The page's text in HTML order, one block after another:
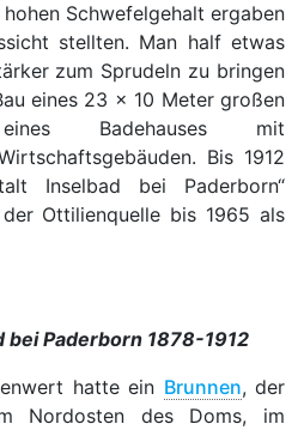
Schwefelgehalt ergaben
stellten. Man half etwas
zum Sprudeln zu bringen
eines 23 x 10 Meter großen
eines Badehauses mit
Bis 1912
Inselbad bei Paderborn“
Ottilienquelle bis 1965 als
bei Paderborn 1878-1912
hatte ein Brunnen, der
Nordosten des Doms, im